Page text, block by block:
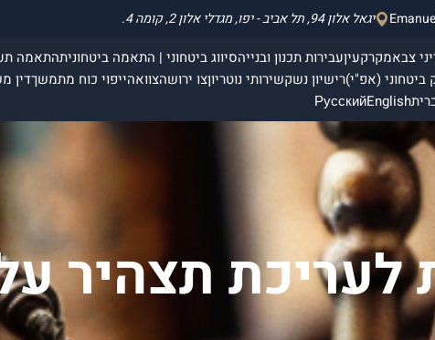
יגאל אלון 94, תל אביב - יפו, מגדלי אלון 2, קומה 4.
צבאמקרקעיןעבירות תכנון ובנייהסיווג ביטחוני | התאמה ביטחוניתהתאמה
ביטחוני (אפ"י)רישיון נשקשירותי נוטריוןצו ירושהצוואהייפוי כוח מתמשךדין
English
Русский
תצהיר על